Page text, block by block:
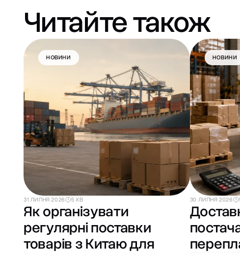
Читайте також
НОВИНИ
31 ЛИПНЯ 2026 5 ХВ
Як організувати
регулярні поставки
товарів з Китаю для
НОВИНИ
30 ЛИПНЯ 2026